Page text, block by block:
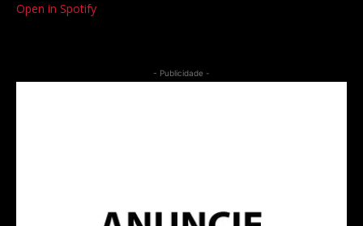
Open in Spotify
- Publicidade -